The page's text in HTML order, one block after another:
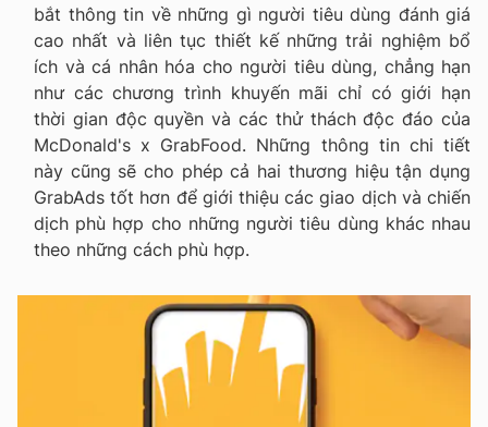
bắt thông tin về những gì người tiêu dùng đánh giá
cao nhất và liên tục thiết kế những trải nghiệm bổ
ích và cá nhân hóa cho người tiêu dùng, chẳng hạn
như các chương trình khuyến mãi chỉ có giới hạn
thời gian độc quyền và các thử thách độc đáo của
McDonald's x GrabFood. Những thông tin chi tiết
này cũng sẽ cho phép cả hai thương hiệu tận dụng
GrabAds tốt hơn để giới thiệu các giao dịch và chiến
dịch phù hợp cho những người tiêu dùng khác nhau
theo những cách phù hợp.